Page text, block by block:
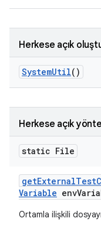
Herkese açık
SystemUtil()
Herkese açık
static File
getExternalTest
Variable env
Ortamla ilişkili